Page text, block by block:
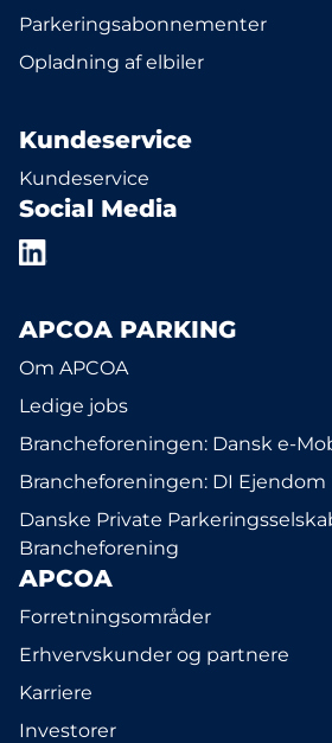
Parkeringsabonnementer
Opladning af elbiler
Kundeservice
Kundeservice
Social Media
APCOA PARKING
Om APCOA
Ledige jobs
Brancheforeningen: Dansk e-
Brancheforeningen: DI Ejendom
Danske Private
Brancheforening
APCOA
Forretningsområder
Erhvervskunder og partnere
Karriere
Investorer